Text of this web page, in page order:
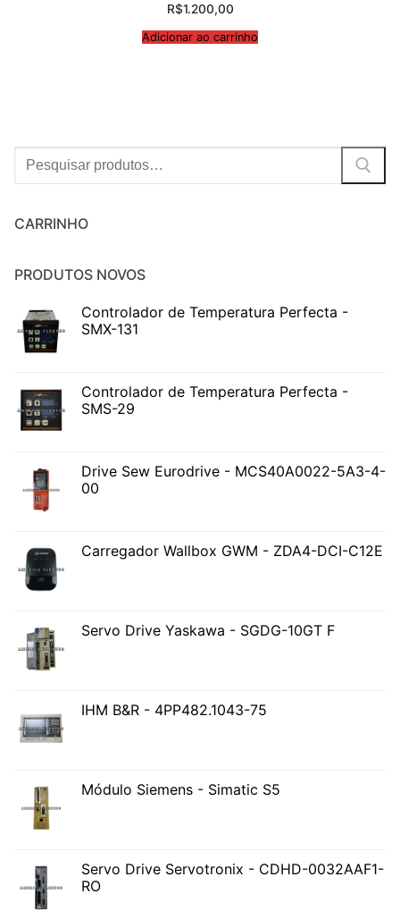
R$1.200,00
Adicionar ao carrinho
Procurar:
CARRINHO
PRODUTOS NOVOS
Controlador de Temperatura Perfecta -
SMX-131
Controlador de Temperatura Perfecta -
SMS-29
Drive Sew Eurodrive - MCS40A0022-5A3-4-
00
Carregador Wallbox GWM - ZDA4-DCI-C12E
Servo Drive Yaskawa - SGDG-10GT F
IHM B&R - 4PP482.1043-75
Módulo Siemens - Simatic S5
Servo Drive Servotronix - CDHD-0032AAF1-
RO